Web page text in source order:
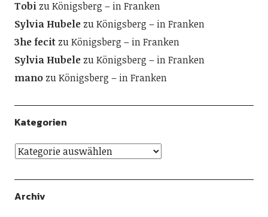
TobizuKönigsberg – in Franken
Sylvia HubelezuKönigsberg – in Franken
3he fecitzuKönigsberg – in Franken
Sylvia HubelezuKönigsberg – in Franken
manozuKönigsberg – in Franken
Kategorien
Archiv